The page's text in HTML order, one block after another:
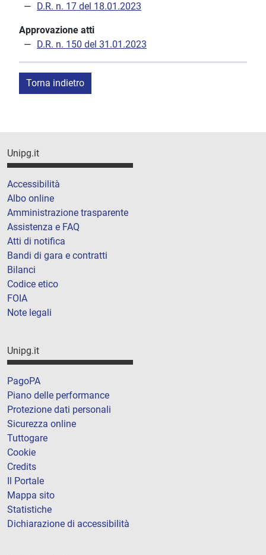
D.R. n. 17 del 18.01.2023
Approvazione atti
D.R. n. 150 del 31.01.2023
Torna indietro
Unipg.it
Accessibilità
Albo online
Amministrazione trasparente
Assistenza e FAQ
Atti di notifica
Bandi di gara e contratti
Bilanci
Codice etico
FOIA
Note legali
Unipg.it
PagoPA
Piano delle performance
Protezione dati personali
Sicurezza online
Tuttogare
Cookie
Credits
Il Portale
Mappa sito
Statistiche
Dichiarazione di accessibilità